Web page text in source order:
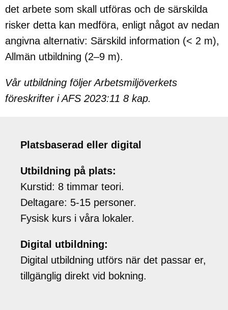
det arbete som skall utföras och de särskilda
risker detta kan medföra, enligt något av nedan
angivna alternativ: Särskild information (< 2 m),
Allmän utbildning (2–9 m).
Vår utbildning följer Arbetsmiljöverkets
föreskrifter i AFS 2023:11 8 kap.
Platsbaserad eller digital
Utbildning på plats:
Kurstid: 8 timmar teori.
Deltagare: 5-15 personer.
Fysisk kurs i våra lokaler.
Digital utbildning:
Digital utbildning utförs när det passar er,
tillgänglig direkt vid bokning.